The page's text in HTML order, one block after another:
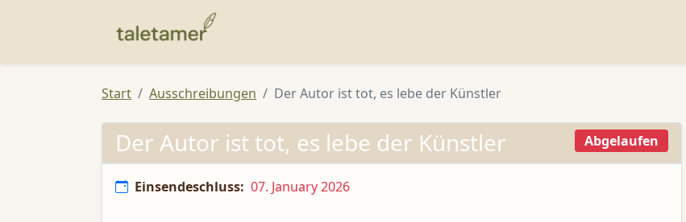
Start Ausschreibungen Der Autor ist tot, es lebe der Künstler
Der Autor ist tot, es lebe der Künstler Abgelaufen
Einsendeschluss: 07. January 2026